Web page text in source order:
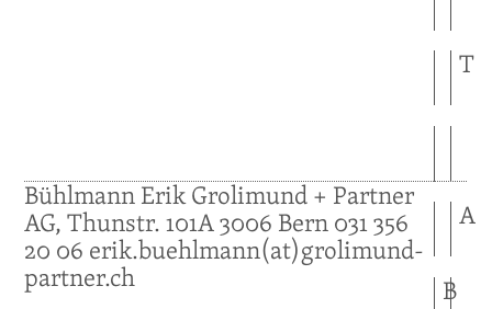
T
BühlmannErikGrolimund + Partner
AG, Thunstr. 101A3006 Bern031 356
20 06 erik.buehlmann(at)grolimund-
partner.ch
A
B